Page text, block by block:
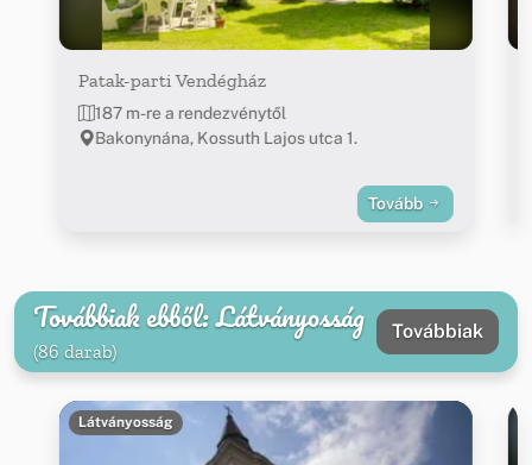
Patak-parti Vendégház
187 m-re a rendezvénytől
Bakonynána, Kossuth Lajos utca 1.
Tovább
Továbbiak ebből: Látványosság
(86 darab)
Továbbiak
Látványosság